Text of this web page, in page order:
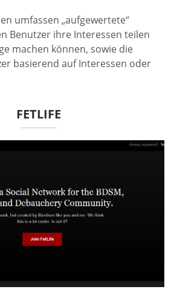
umfassen „aufgewertete“
Benutzer ihre Interessen teilen
machen können, sowie die
basierend auf Interessen oder
FETLIFE